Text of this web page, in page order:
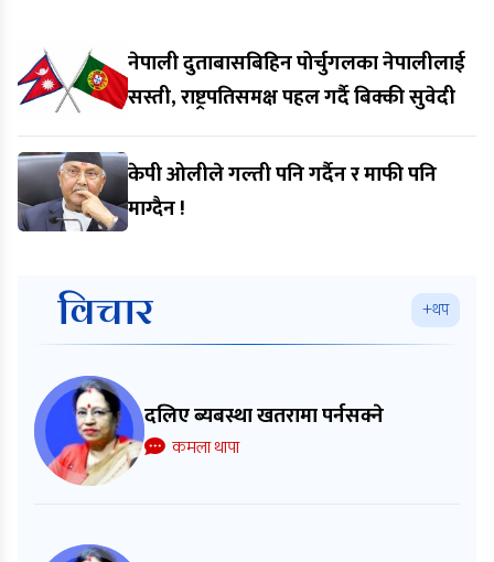
नेपाली दुताबासबिहिन पोर्चुगलका नेपालीलाई
सस्ती, राष्ट्रपतिसमक्ष पहल गर्दै बिक्की सुवेदी
केपी ओलीले गल्ती पनि गर्दैन र माफी पनि
माग्दैन !
विचार +थप
दलिए ब्यबस्था खतरामा पर्नसक्ने
कमला थापा